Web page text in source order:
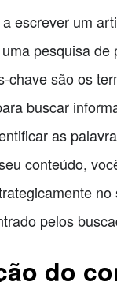
escrever um
pesquisa de
chave são os
buscar
as
conteúdo,
pelos
do